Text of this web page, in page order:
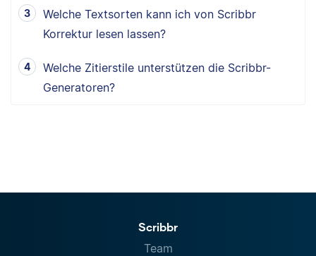
Welche Textsorten kann ich von Scribbr
Korrektur lesen lassen?
Welche Zitierstile unterstützen die Scribbr-
Generatoren?
Scribbr
Team